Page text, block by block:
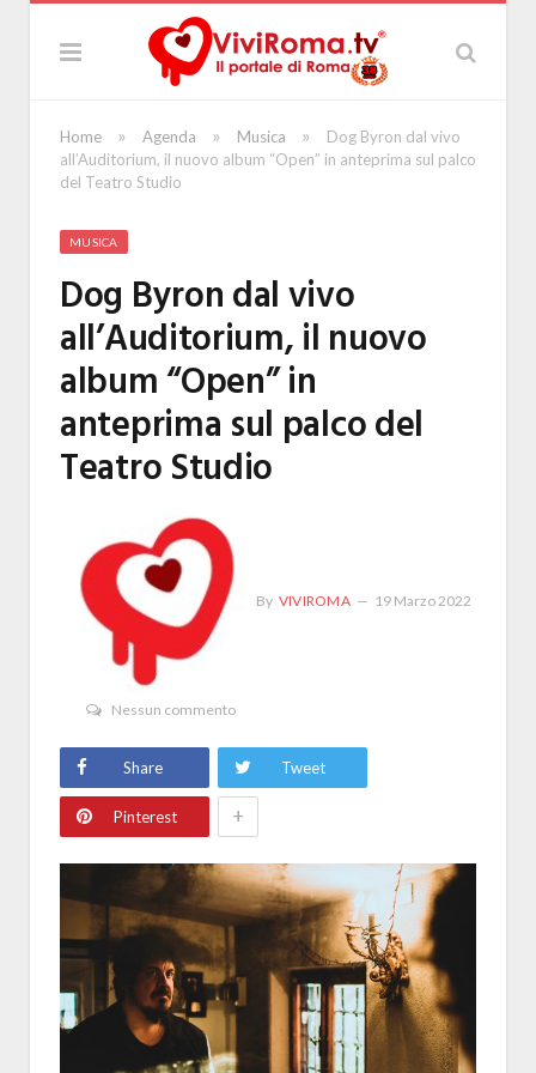
Home » Agenda » Musica »
Dog Byron dal vivo
all’Auditorium, il nuovo album “Open” in anteprima sul palco
del Teatro Studio
MUSICA
Dog Byron dal vivo
all’Auditorium, il nuovo
album “Open” in
anteprima sul palco del
Teatro Studio
By VIVIROMA 19 Marzo 2022
Nessun commento
Share Tweet
Pinterest +